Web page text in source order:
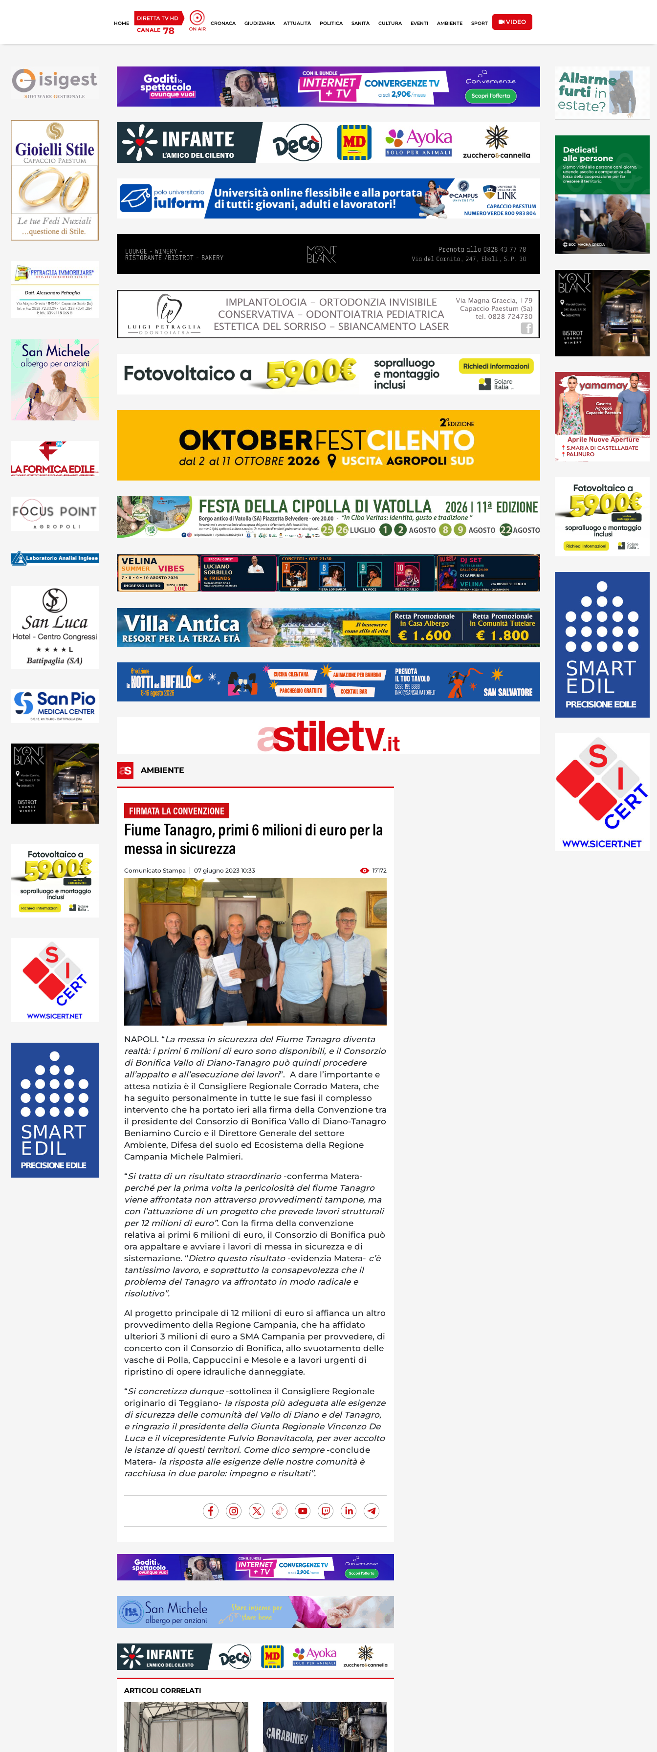
HOME CRONACA GIUDIZIARIA ATTUALITÀ POLITICA SANITÀ CULTURA EVENTI AMBIENTE SPORT VIDEO
AMBIENTE
FIRMATA LA CONVENZIONE
Fiume Tanagro, primi 6 milioni di euro per la
messa in sicurezza
Comunicato Stampa 07 giugno 2023 10:33 17172
NAPOLI. “La messa in sicurezza del Fiume Tanagro diventa
realtà: i primi 6 milioni di euro sono disponibili, e il Consorzio
di Bonifica Vallo di Diano-Tanagro può quindi procedere
all’appalto e all’esecuzione dei lavori”. A dare l’importante e
attesa notizia è il Consigliere Regionale Corrado Matera, che
ha seguito personalmente in tutte le sue fasi il complesso
intervento che ha portato ieri alla firma della Convenzione tra
il presidente del Consorzio di Bonifica Vallo di Diano-Tanagro
Beniamino Curcio e il Direttore Generale del settore
Ambiente, Difesa del suolo ed Ecosistema della Regione
Campania Michele Palmieri.
“Si tratta di un risultato straordinario -conferma Matera-
perché per la prima volta la pericolosità del fiume Tanagro
viene affrontata non attraverso provvedimenti tampone, ma
con l’attuazione di un progetto che prevede lavori strutturali
per 12 milioni di euro”. Con la firma della convenzione
relativa ai primi 6 milioni di euro, il Consorzio di Bonifica può
ora appaltare e avviare i lavori di messa in sicurezza e di
sistemazione. “Dietro questo risultato-evidenzia Matera- c’è
tantissimo lavoro, e soprattutto la consapevolezza che il
problema del Tanagro va affrontato in modo radicale e
risolutivo”.
Al progetto principale di 12 milioni di euro si affianca un altro
provvedimento della Regione Campania, che ha affidato
ulteriori 3 milioni di euro a SMA Campania per provvedere, di
concerto con il Consorzio di Bonifica, allo svuotamento delle
vasche di Polla, Cappuccini e Mesole e a lavori urgenti di
ripristino di opere idrauliche danneggiate.
“Si concretizza dunque-sottolinea il Consigliere Regionale
originario di Teggiano- la risposta più adeguata alle esigenze
di sicurezza delle comunità del Vallo di Diano e del Tanagro,
e ringrazio il presidente della Giunta Regionale Vincenzo De
Luca e il vicepresidente Fulvio Bonavitacola, per aver accolto
le istanze di questi territori. Come dico sempre-conclude
Matera- la risposta alle esigenze delle nostre comunità è
racchiusa in due parole: impegno e risultati”.
ARTICOLI CORRELATI